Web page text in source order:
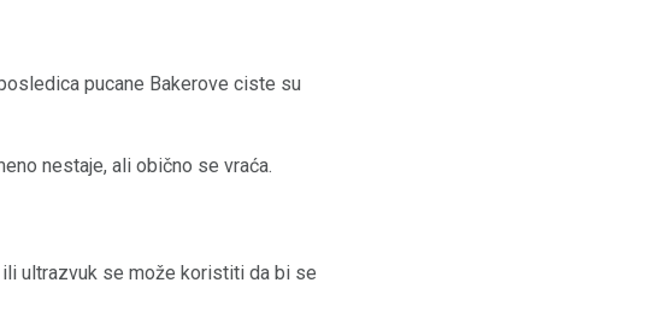
pucane Bakerove ciste su
nestaje, ali obično se vraća.
ultrazvuk se može koristiti da bi se